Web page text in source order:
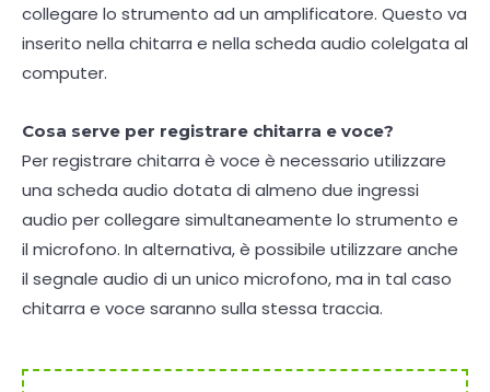
collegare lo strumento ad un amplificatore. Questo va
inserito nella chitarra e nella scheda audio colelgata al
computer.
Cosa serve per registrare chitarra e voce?
Per registrare chitarra è voce è necessario utilizzare
una scheda audio dotata di almeno due ingressi
audio per collegare simultaneamente lo strumento e
il microfono. In alternativa, è possibile utilizzare anche
il segnale audio di un unico microfono, ma in tal caso
chitarra e voce saranno sulla stessa traccia.